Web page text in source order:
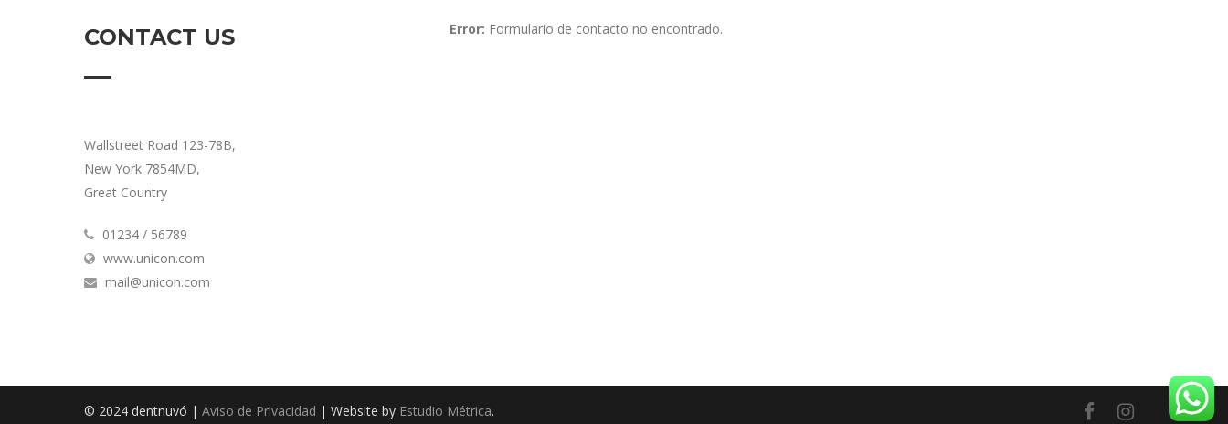
CONTACT US
Wallstreet Road 123-78B,
New York 7854MD,
Great Country
01234 / 56789
www.unicon.com
mail@unicon.com
Error: Formulario de contacto no encontrado.
© 2024 dentnuvó | Aviso de Privacidad | Website by Estudio Métrica.